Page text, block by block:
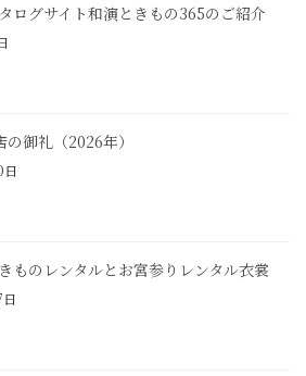
ログサイト和演ときもの365のご紹介
御礼（2026年）
ものレンタルとお宮参りレンタル衣裳